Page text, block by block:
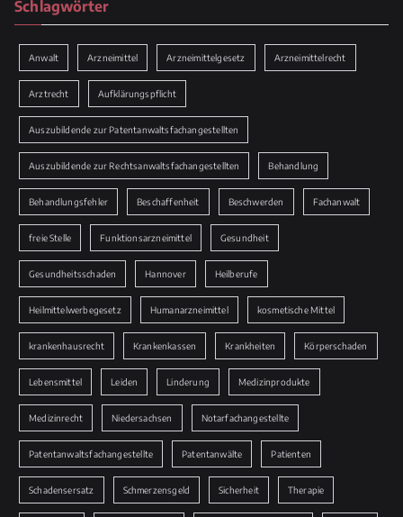
Schlagwörter
Anwalt Arzneimittel Arzneimittelgesetz Arzneimittelrecht
Arztrecht Aufklärungspflicht
Auszubildende zur Patentanwaltsfachangestellten
Auszubildende zur Rechtsanwaltsfachangestellten Behandlung
Behandlungsfehler Beschaffenheit Beschwerden Fachanwalt
freie Stelle Funktionsarzneimittel Gesundheit
Gesundheitsschaden Hannover Heilberufe
Heilmittelwerbegesetz Humanarzneimittel kosmetische Mittel
krankenhausrecht Krankenkassen Krankheiten Körperschaden
Lebensmittel Leiden Linderung Medizinprodukte
Medizinrecht Niedersachsen Notarfachangestellte
Patentanwaltsfachangestellte Patentanwälte Patienten
Schadensersatz Schmerzensgeld Sicherheit Therapie